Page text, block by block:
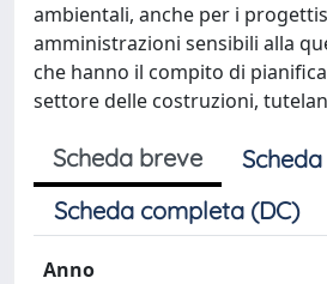
ambientali, anche per i
amministrazioni sensibili alla
che hanno il compito di
settore delle costruzioni,
Scheda breve
Scheda completa (DC)
Anno